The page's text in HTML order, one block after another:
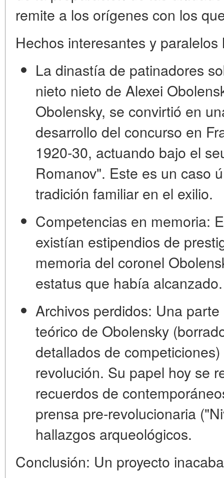
remite a los orígenes con los
Hechos interesantes y paralelos
La dinastía de patinadores
nieto nieto de Alexei
Obolensky, se convirtió en
desarrollo del concurso en
1920-30, actuando bajo el
Romanov". Este es un caso
tradición familiar en el exilio.
Competencias en memoria:
existían estipendios de
memoria del coronel
estatus que había alcanzado.
Archivos perdidos: Una
teórico de Obolensky
detallados de
revolución. Su papel hoy se
recuerdos de
prensa pre-revolucionaria
hallazgos arqueológicos.
Conclusión: Un proyecto